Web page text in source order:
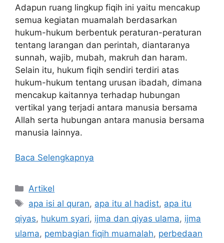
Adapun ruang lingkup fiqih ini yaitu mencakup
semua kegiatan muamalah berdasarkan
hukum-hukum berbentuk peraturan-peraturan
tentang larangan dan perintah, diantaranya
sunnah, wajib, mubah, makruh dan haram.
Selain itu, hukum fiqih sendiri terdiri atas
hukum-hukum tentang urusan ibadah, dimana
mencakup kaitannya terhadap hubungan
vertikal yang terjadi antara manusia bersama
Allah serta hubungan antara manusia bersama
manusia lainnya.
Baca Selengkapnya
Kategori
Artikel
Tag
apa isi al quran, apa itu al hadist, apa itu
qiyas, hukum syari, ijma dan qiyas ulama, ijma
ulama, pembagian fiqih muamalah, perbedaan